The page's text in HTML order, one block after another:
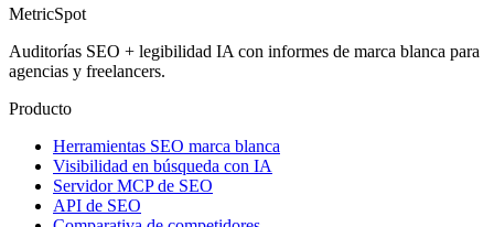
MetricSpot
Auditorías SEO + legibilidad IA con informes de marca blanca para
agencias y freelancers.
Producto
Herramientas SEO marca blanca
Visibilidad en búsqueda con IA
Servidor MCP de SEO
API de SEO